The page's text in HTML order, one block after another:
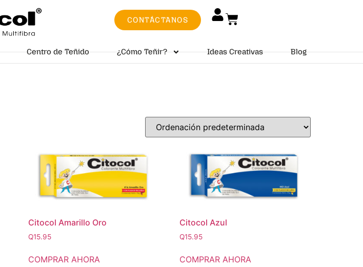
CONTÁCTANOS
Centro de Teñido ¿Cómo Teñir? Ideas Creativas Blog
Citocol Amarillo Oro
Q15.95
COMPRAR AHORA
Citocol Azul
Q15.95
COMPRAR AHORA